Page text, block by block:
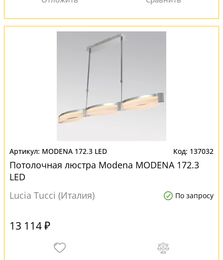
MODENA 172.3 LED 137032
Потолочная люстра Modena MODENA 172.3
LED
Lucia Tucci (Италия)
По запросу
13 114 ₽